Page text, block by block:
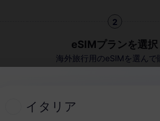
2
eSIMプランを選択
海外旅行用のeSIMを選んで
イタリア